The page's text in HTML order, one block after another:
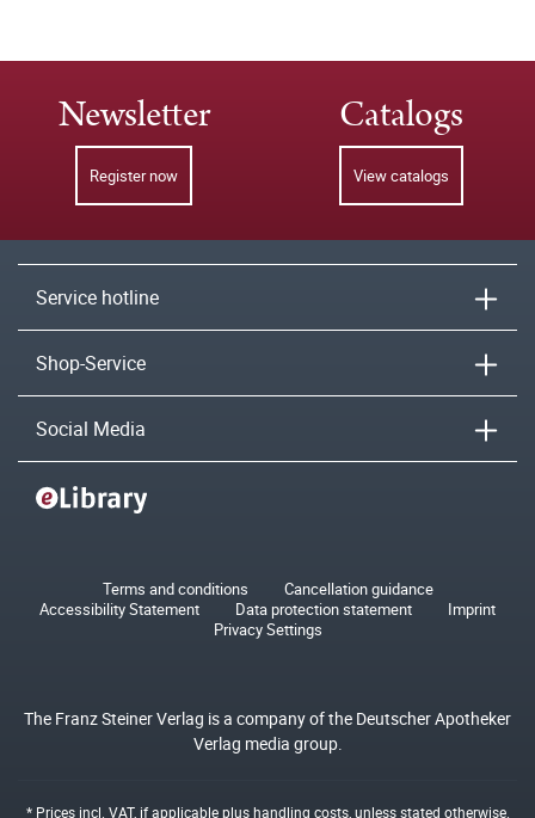
Newsletter
Register now
Catalogs
View catalogs
Service hotline
Shop-Service
Social Media
Terms and conditions
Cancellation guidance
Accessibility Statement
Data protection statement
Imprint
Privacy Settings
The Franz Steiner Verlag is a company of the Deutscher Apotheker
Verlag media group.
* Prices incl. VAT, if applicable plushandling costs, unless stated otherwise.